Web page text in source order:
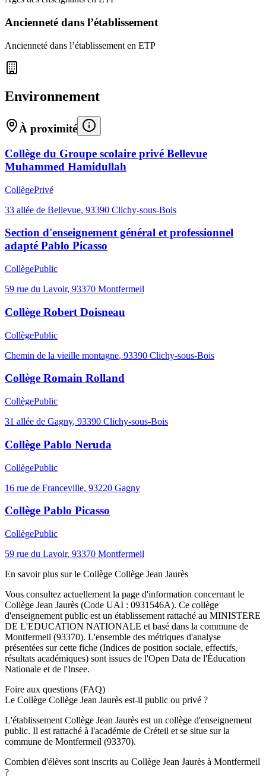
Ancienneté dans l’établissement
Ancienneté dans l’établissement en ETP
Environnement
À proximité
Collège du Groupe scolaire privé Bellevue
Muhammed Hamidullah
CollègePrivé
33 allée de Bellevue, 93390 Clichy-sous-Bois
Section d'enseignement général et professionnel
adapté Pablo Picasso
CollègePublic
59 rue du Lavoir, 93370 Montfermeil
Collège Robert Doisneau
CollègePublic
Chemin de la vieille montagne, 93390 Clichy-sous-Bois
Collège Romain Rolland
CollègePublic
31 allée de Gagny, 93390 Clichy-sous-Bois
Collège Pablo Neruda
CollègePublic
16 rue de Franceville, 93220 Gagny
Collège Pablo Picasso
CollègePublic
59 rue du Lavoir, 93370 Montfermeil
En savoir plus sur le Collège Collège Jean Jaurès
Vous consultez actuellement la page d'information concernant le
Collège Jean Jaurès (Code UAI : 0931546A). Ce collège
d'enseignement public est un établissement rattaché au MINISTERE
DE L'EDUCATION NATIONALE et basé dans la commune de
Montfermeil (93370). L'ensemble des métriques d'analyse
présentées sur cette fiche (Indices de position sociale, effectifs,
résultats académiques) sont issues de l'Open Data de l'Éducation
Nationale et de l'Insee.
Foire aux questions (FAQ)
Le Collège Collège Jean Jaurès est-il public ou privé ?
L'établissement Collège Jean Jaurès est un collège d'enseignement
public. Il est rattaché à l'académie de Créteil et se situe sur la
commune de Montfermeil (93370).
Combien d'élèves sont inscrits au Collège Jean Jaurès à Montfermeil
?